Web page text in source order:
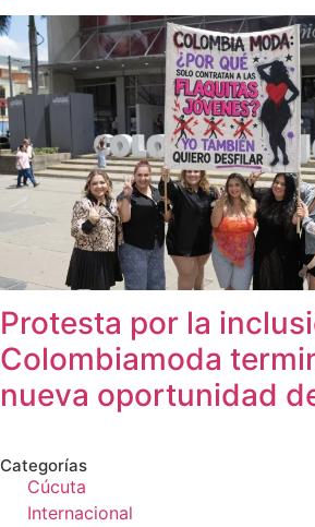
Protesta por la
Colombiamoda
nueva oportunidad
Categorías
Cúcuta
Internacional